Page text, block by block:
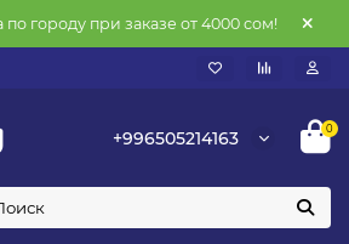
по городу при заказе от 4000 сом!
+996505214163 0